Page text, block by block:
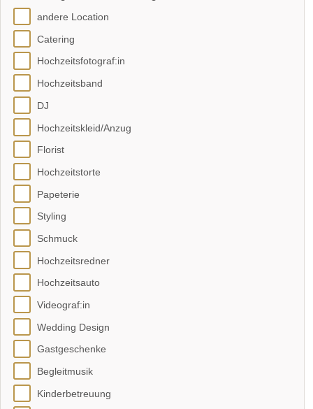
andere Location
Catering
Hochzeitsfotograf:in
Hochzeitsband
DJ
Hochzeitskleid/Anzug
Florist
Hochzeitstorte
Papeterie
Styling
Schmuck
Hochzeitsredner
Hochzeitsauto
Videograf:in
Wedding Design
Gastgeschenke
Begleitmusik
Kinderbetreuung